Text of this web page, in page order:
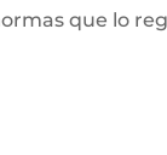
que lo